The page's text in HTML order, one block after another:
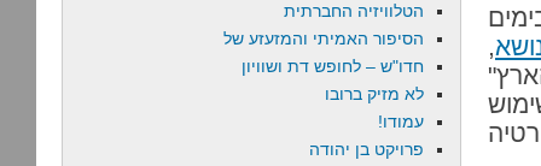
,
הטלוויזיה החברתית
הסיפור האמיתי והמזעזע של
חדו"ש – לחופש דת ושוויון
לא מזיק ברובו
עמודו!
פרויקט בן יהודה